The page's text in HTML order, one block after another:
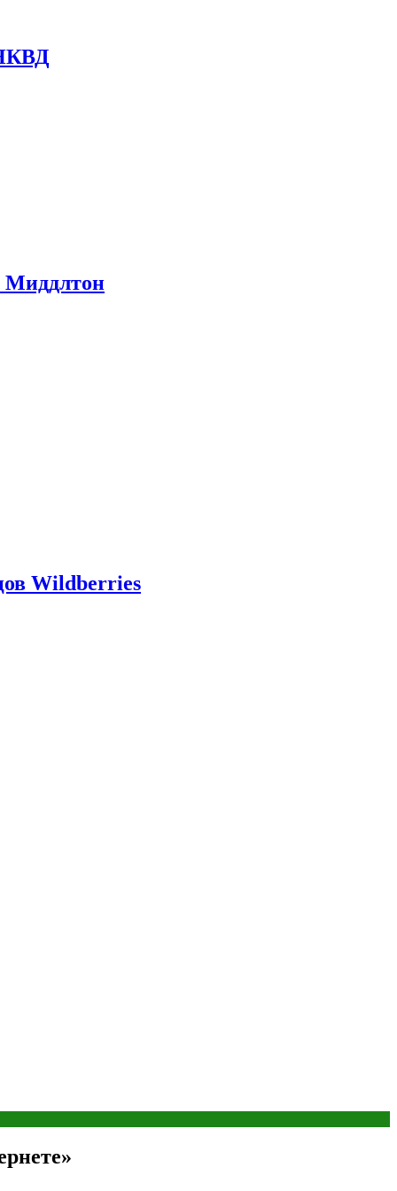
Миддлтон
Wildberries